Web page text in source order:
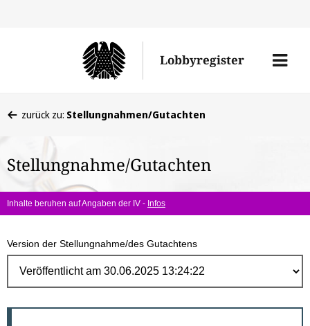
Lobbyregister
Menü
befinden
hier:
zurück zu: Stellungnahmen/Gutachten
Stellungnahme/Gutachten
Inhalte beruhen auf Angaben der IV - Infos
Version der Stellungnahme/des Gutachtens